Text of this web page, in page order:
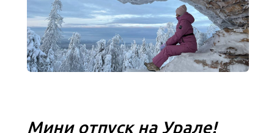
Мини отпуск на Урале!